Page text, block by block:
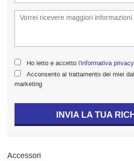
Ho letto e accetto l'informativa privacy
Acconsento al trattamento dei miei
marketing
INVIA LA TUA
Accessori
Cookie necessari
Cookie delle preferenze